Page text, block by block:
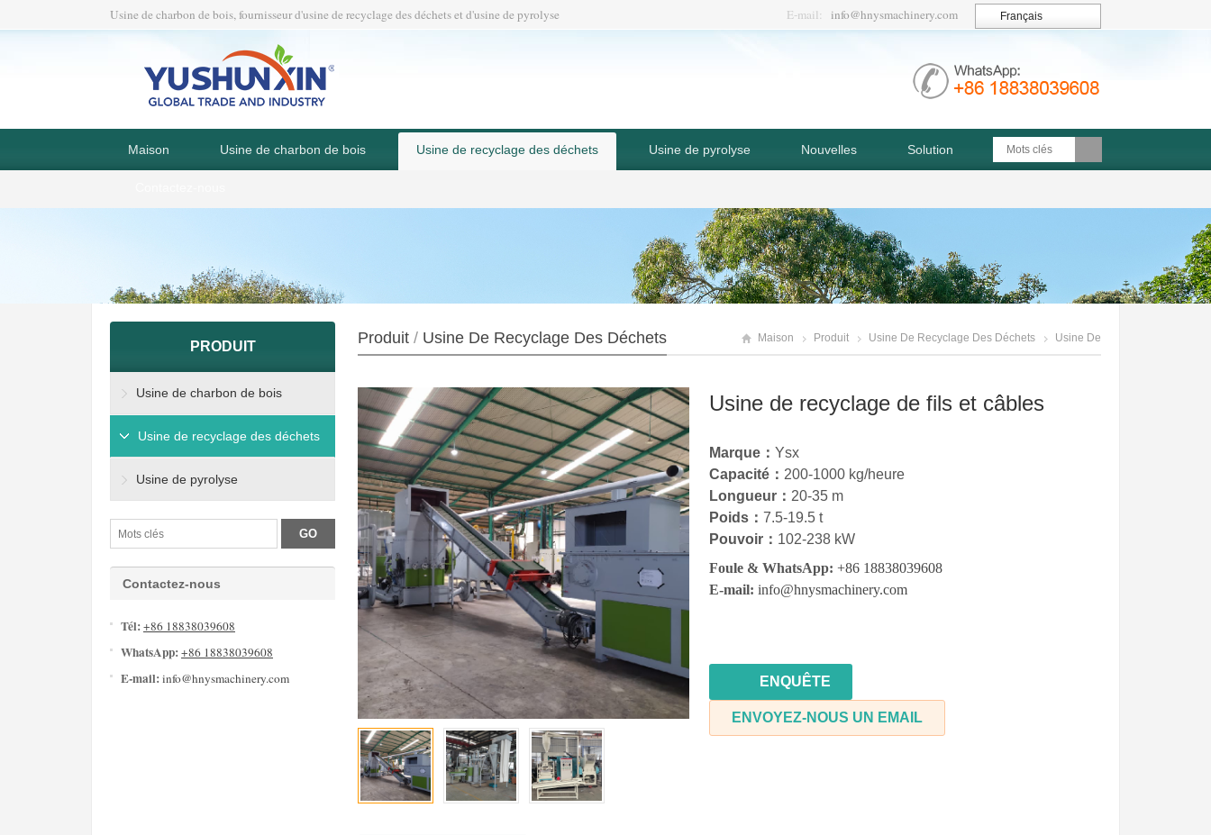
Usine de charbon de bois, fournisseur d'usine de recyclage des déchets et d'usine de pyrolyse E-mail: info@hnysmachinery.com Français
Maison Usine de charbon de bois Usine de recyclage des déchets Usine de pyrolyse Nouvelles Solution
Produit / Usine De Recyclage Des Déchets Maison Produit Usine De Recyclage Des Déchets Usine De
Usine de recyclage de fils et câbles
Marque： Ysx
Capacité： 200-1000 kg/heure
Longueur： 20-35 m
Poids： 7.5-19.5 t
Pouvoir： 102-238 kW
Foule & WhatsApp: +86 18838039608
E-mail: info@hnysmachinery.com
ENQUÊTE
ENVOYEZ-NOUS UN EMAIL
PRODUIT
Usine de charbon de bois
Usine de recyclage des déchets
Usine de pyrolyse
Contactez-nous
Tél:+86 18838039608
WhatsApp:+86 18838039608
E-mail:info@hnysmachinery.com